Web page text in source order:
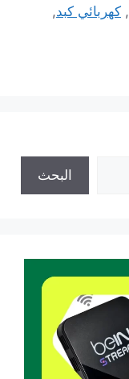
, كهربائي كبد,
البحث